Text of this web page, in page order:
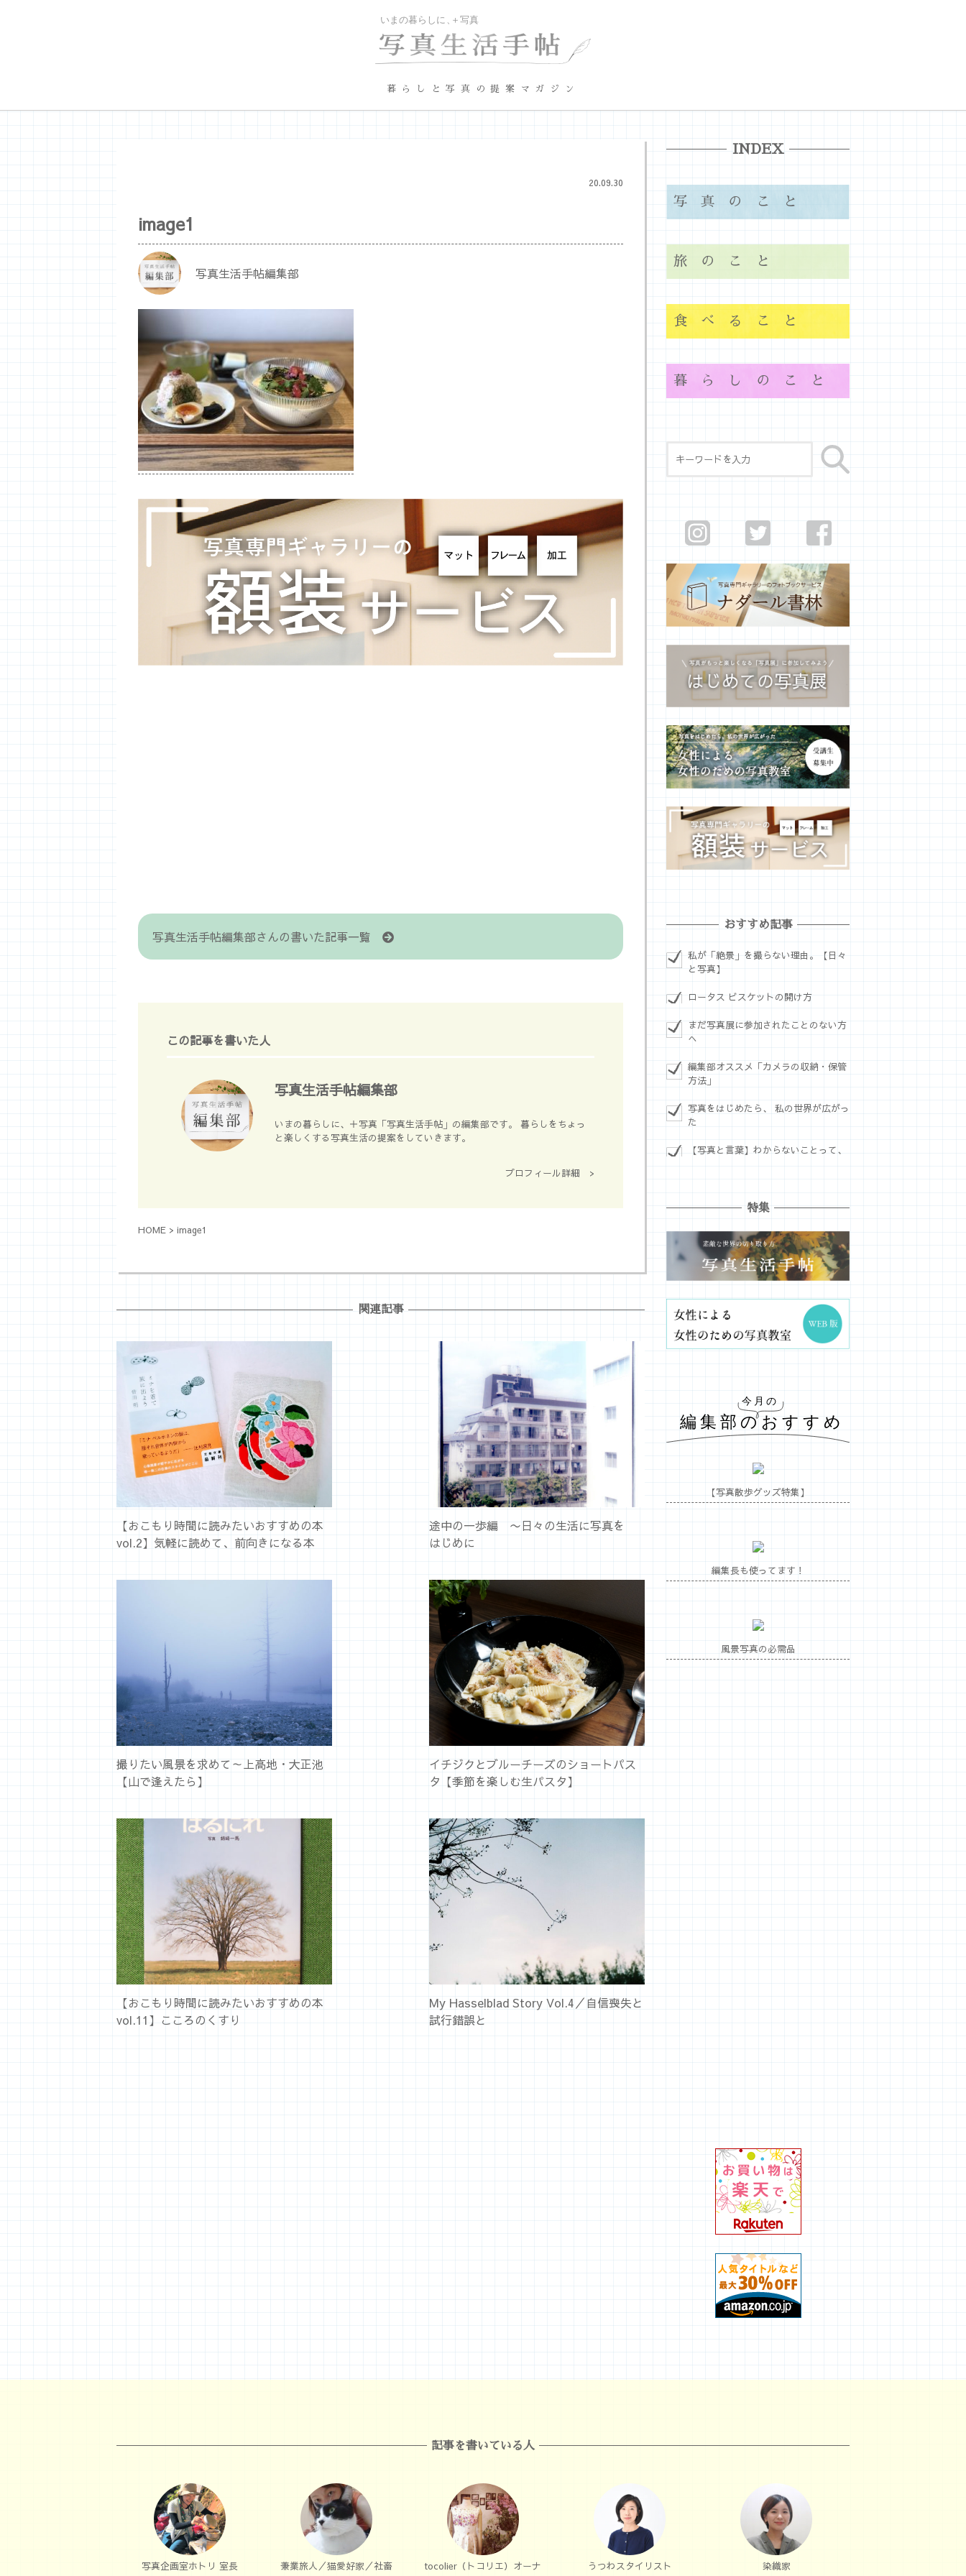
暮らしと写真の提案マガジン
20.09.30
image1
写真生活手帖編集部
写真生活手帖編集部さんの書いた記事一覧
この記事を書いた人
写真生活手帖編集部
いまの暮らしに、＋写真「写真生活手帖」の編集部です。 暮らしをちょっ
と楽しくする写真生活の提案をしていきます。
プロフィール詳細 >
HOME > image1
関連記事
【おこもり時間に読みたいおすすめの本
vol.2】気軽に読めて、前向きになる本
途中の一歩編 〜日々の生活に写真を
はじめに
撮りたい風景を求めて～上高地・大正池
【山で逢えたら】
イチジクとブルーチーズのショートパス
タ【季節を楽しむ生パスタ】
【おこもり時間に読みたいおすすめの本
vol.11】こころのくすり
My Hasselblad Story Vol.4／自信喪失と
試行錯誤と
INDEX
写真のこと
旅のこと
食べること
暮らしのこと
おすすめ記事
私が「絶景」を撮らない理由。【日々
と写真】
ロータス ビスケットの開け方
まだ写真展に参加されたことのない方
へ
編集部オススメ「カメラの収納・保管
方法」
写真をはじめたら、 私の世界が広がっ
た
【写真と言葉】わからないことって、
特集
【写真散歩グッズ特集】
編集長も使ってます！
風景写真の必需品
記事を書いている人
写真企画室ホトリ 室長 兼業旅人／猫愛好家／社畜
tocolier（トコリエ）オーナ
うつわスタイリスト 染織家